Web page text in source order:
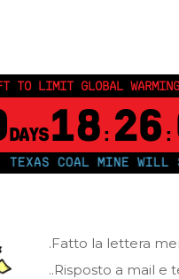
TO LIMIT GLOBAL
DAYS 18 : 26 :
COAL MINE WILL
.Fatto la lettera
..Risposto a mail e